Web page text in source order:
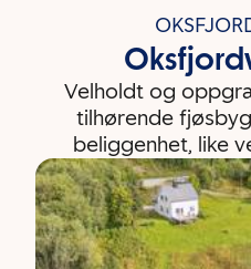
Velholdt og
tilhørende
beliggenhet, like